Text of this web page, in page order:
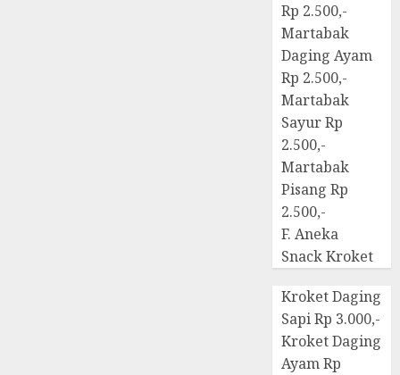
Rp 2.500,-
Martabak
Daging Ayam
Rp 2.500,-
Martabak
Sayur Rp
2.500,-
Martabak
Pisang Rp
2.500,-
F. Aneka
Snack Kroket
Kroket Daging
Sapi Rp 3.000,-
Kroket Daging
Ayam Rp